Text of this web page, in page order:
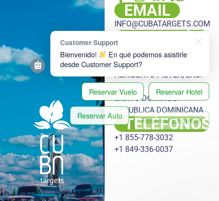
EMAIL
INFO@CUBATARGETS.COM
DIRECCIÓN
PLAZA HACHÉ, LOCAL 108,
ESQ. LUIS LEMBERT Y DR.
HERIBERTO PIETER, ENS.
SANTO DOMINGO.
REPUBLICA DOMINICANA
TELÉFONOS
+1 855-778-3032
+1 849-336-0037
Customer Support
Bienvenido!
En qué podemos asistirle
desde Customer Support?
Reservar Vuelo Reservar Hotel
Reservar Auto Reservar Excursión
Reservar Transfer